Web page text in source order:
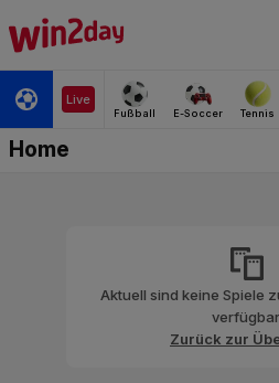
Aktuell sind keine Spiele
Zurück zur